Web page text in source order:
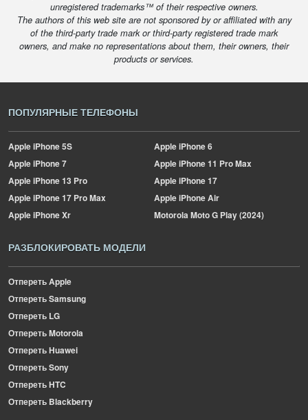
unregistered trademarks™ of their respective owners.
The authors of this web site are not sponsored by or affiliated with any
of the third-party trade mark or third-party registered trade mark
owners, and make no representations about them, their owners, their
products or services.
ПОПУЛЯРНЫЕ ТЕЛЕФОНЫ
AppleiPhone 5S AppleiPhone 6
AppleiPhone 7 AppleiPhone 11 Pro Max
AppleiPhone 13 Pro AppleiPhone 17
AppleiPhone 17 Pro Max AppleiPhone Air
AppleiPhone Xr MotorolaMoto G Play (2024)
РАЗБЛОКИРОВАТЬ МОДЕЛИ
Отпереть Apple
Отпереть Samsung
Отпереть LG
Отпереть Motorola
Отпереть Huawei
Отпереть Sony
Отпереть HTC
Отпереть Blackberry